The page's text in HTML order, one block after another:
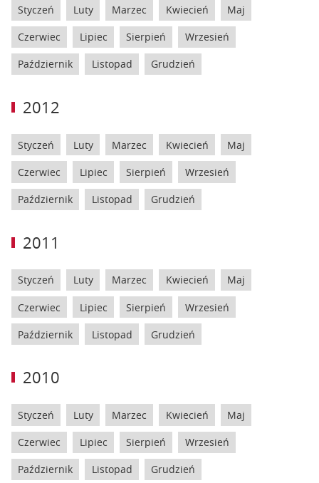
Styczeń Luty Marzec Kwiecień Maj
Czerwiec Lipiec Sierpień Wrzesień
Październik Listopad Grudzień
2012
Styczeń Luty Marzec Kwiecień Maj
Czerwiec Lipiec Sierpień Wrzesień
Październik Listopad Grudzień
2011
Styczeń Luty Marzec Kwiecień Maj
Czerwiec Lipiec Sierpień Wrzesień
Październik Listopad Grudzień
2010
Styczeń Luty Marzec Kwiecień Maj
Czerwiec Lipiec Sierpień Wrzesień
Październik Listopad Grudzień